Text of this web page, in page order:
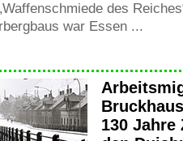
des
war Essen ...
130 Jahre